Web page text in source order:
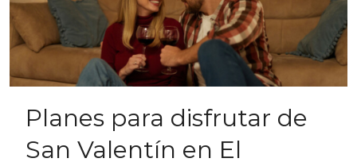
Planes para disfrutar de
San Valentín en El